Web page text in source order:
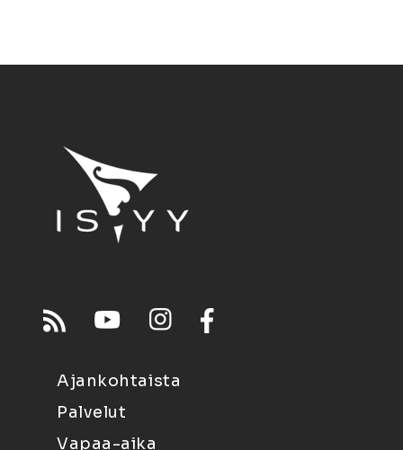
Ajankohtaista
Palvelut
Vapaa-aika